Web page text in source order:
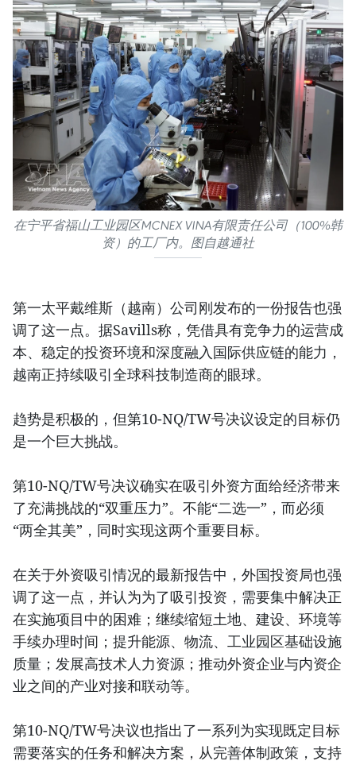
在宁平省福山工业园区MCNEX VINA有限责任公司（100%韩
资）的工厂内。图自越通社
第一太平戴维斯（越南）公司刚发布的一份报告也强
调了这一点。据Savills称，凭借具有竞争力的运营成
本、稳定的投资环境和深度融入国际供应链的能力，
越南正持续吸引全球科技制造商的眼球。
趋势是积极的，但第10-NQ/TW号决议设定的目标仍
是一个巨大挑战。
第10-NQ/TW号决议确实在吸引外资方面给经济带来
了充满挑战的“双重压力”。不能“二选一”，而必须
“两全其美”，同时实现这两个重要目标。
在关于外资吸引情况的最新报告中，外国投资局也强
调了这一点，并认为为了吸引投资，需要集中解决正
在实施项目中的困难；继续缩短土地、建设、环境等
手续办理时间；提升能源、物流、工业园区基础设施
质量；发展高技术人力资源；推动外资企业与内资企
业之间的产业对接和联动等。
第10-NQ/TW号决议也指出了一系列为实现既定目标
需要落实的任务和解决方案，从完善体制政策，支持